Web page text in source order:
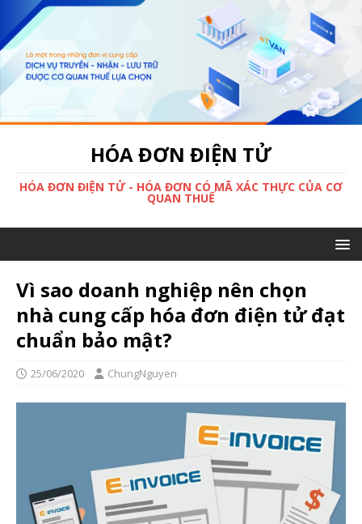
HÓA ĐƠN ĐIỆN TỬ
HÓA ĐƠN ĐIỆN TỬ - HÓA ĐƠN CÓ MÃ XÁC THỰC CỦA CƠ
QUAN THUẾ
Vì sao doanh nghiệp nên chọn
nhà cung cấp hóa đơn điện tử đạt
chuẩn bảo mật?
25/06/2020 ChungNguyen